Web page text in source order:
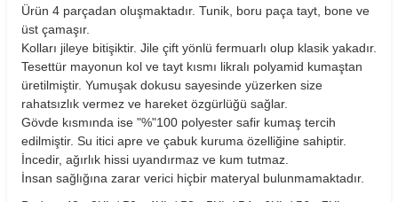
Ürün 4 parçadan oluşmaktadır. Tunik, boru paça tayt, bone ve
üst çamaşır.
Kolları jileye bitişiktir. Jile çift yönlü fermuarlı olup klasik yakadır.
Tesettür mayonun kol ve tayt kısmı likralı polyamid kumaştan
üretilmiştir. Yumuşak dokusu sayesinde yüzerken size
rahatsızlık vermez ve hareket özgürlüğü sağlar.
Gövde kısmında ise "%"100 polyester safir kumaş tercih
edilmiştir. Su itici apre ve çabuk kuruma özelliğine sahiptir.
İncedir, ağırlık hissi uyandırmaz ve kum tutmaz.
İnsan sağlığına zarar verici hiçbir materyal bulunmamaktadır.